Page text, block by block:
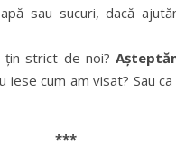
sau sucuri, dacă
țin strict de noi?
iese cum am visat? Sau
***